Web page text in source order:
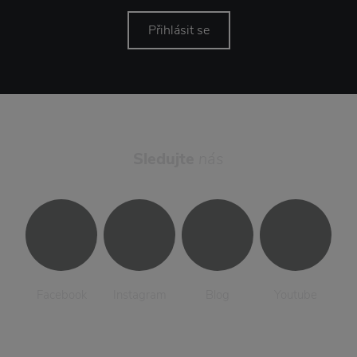
Přihlásit se